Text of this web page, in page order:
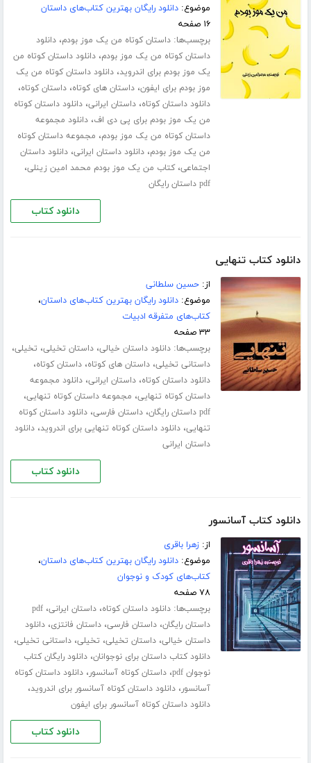
موضوع:دانلود رایگان بهترین کتاب‌های داستان
۱۶ صفحه
برچسب‌ها:داستان کوتاه من یک موز بودم،دانلود
داستان کوتاه من یک موز بودم،دانلود داستان کوتاه من
یک موز بودم برای اندروید،دانلود داستان کوتاه من یک
موز بودم برای ایفون،داستان های کوتاه،داستان کوتاه،
دانلود داستان کوتاه،داستان ایرانی،دانلود داستان کوتاه
من یک موز بودم برای پی دی اف،دانلود مجموعه
داستان کوتاه من یک موز بودم، مجموعه داستان کوتاه
من یک موز بودم،دانلود داستان ایرانی،دانلود داستان
اجتماعی،کتاب من یک موز بودم محمد امین زینلی،
pdf داستان رایگان
دانلود کتاب
دانلود کتاب تنهایی
از:حسین سلطانی
موضوع:دانلود رایگان بهترین کتاب‌های داستان،
کتاب‌های متفرقه ادبیات
۳۳ صفحه
برچسب‌ها:دانلود داستان خیالی،داستان تخیلی، تخیلی،
داستانی تخیلی،داستان های کوتاه،داستان کوتاه،
دانلود داستان کوتاه،داستان ایرانی،دانلود مجموعه
داستان کوتاه تنهایی، مجموعه داستان کوتاه تنهایی،
pdf داستان رایگان ،داستان فارسی،دانلود داستان کوتاه
تنهایی،دانلود داستان کوتاه تنهایی برای اندروید،دانلود
داستان ایرانی
دانلود کتاب
دانلود کتاب آسانسور
از:زهرا باقری
موضوع:دانلود رایگان بهترین کتاب‌های داستان،
کتاب‌های کودک و نوجوان
۷۸ صفحه
برچسب‌ها:دانلود داستان کوتاه،داستان ایرانی،pdf
داستان رایگان،داستان فارسی،داستان فانتزی،دانلود
داستان خیالی،داستان تخیلی، تخیلی،داستانی تخیلی،
دانلود کتاب داستان برای نوجوانان،دانلود رایگان کتاب
نوجوان pdf
،داستان کوتاه آسانسور،دانلود داستان کوتاه
آسانسور،دانلود داستان کوتاه آسانسور برای اندروید،
دانلود داستان کوتاه آسانسور برای ایفون
دانلود کتاب